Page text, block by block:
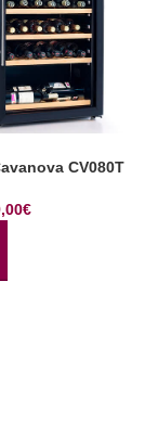
CV080T
€
CARRITO